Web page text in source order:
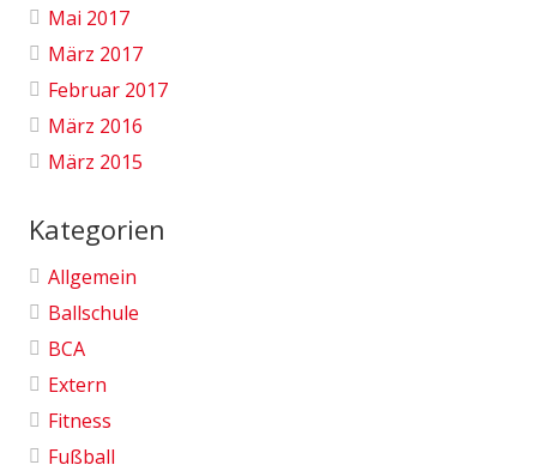
Mai 2017
März 2017
Februar 2017
März 2016
März 2015
Kategorien
Allgemein
Ballschule
BCA
Extern
Fitness
Fußball